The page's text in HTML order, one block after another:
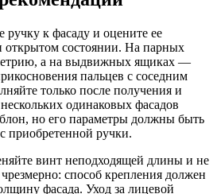
ручку к фасаду и оцените ее
открытом состоянии. На парных
а на выдвижных ящиках —
пальцев с соседним
только после получения и
одинаковых фасадов
но его параметры должны быть
приобретенной ручки.
винт неподходящей длины и не
способ крепления должен
фасада. Уход за лицевой